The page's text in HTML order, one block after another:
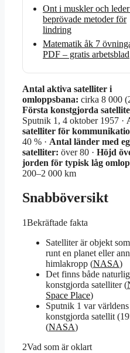
Ont i muskler och
beprövade metoder för
lindring
Matematik åk 7
PDF – gratis arbetsblad
Antal aktiva satelliter i
omloppsbana: cirka 8 000
Första konstgjorda
Sputnik 1, 4 oktober 1957 ·
satelliter för
40 % · Antal länder med
satelliter: över 80 · Höjd
jorden för typisk låg
200–2 000 km
Snabböversikt
1Bekräftade fakta
Satelliter är objekt
runt en planet eller
himlakropp (NASA)
Det finns både
konstgjorda satelliter (
Space Place)
Sputnik 1 var
konstgjorda satellit
(NASA)
2Vad som är oklart